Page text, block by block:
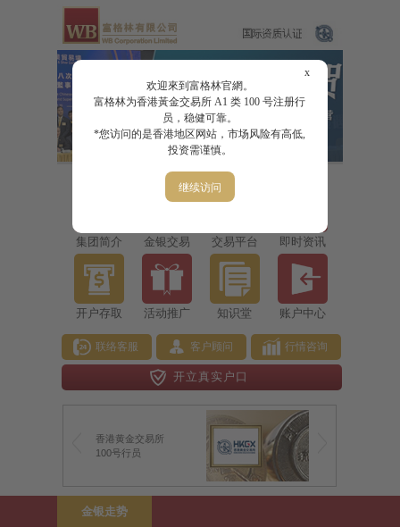
x
欢迎來到富格林官網。
富格林为香港黃金交易所 A1 类 100 号注册行
员，稳健可靠。
*您访问的是香港地区网站，市场风险有高低,
投资需谨慎。
继续访问
集团简介 金银交易 交易平台 即时资讯
开户存取 活动推广 知识堂 账户中心
联络客服 客户顾问 行情咨询
开立真实户口
香港黄金交易所
100号行员
金银走势